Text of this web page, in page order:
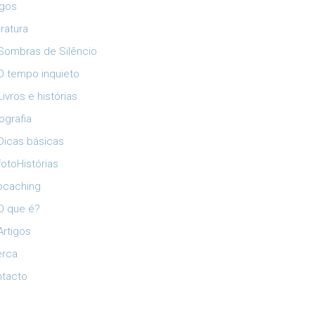
de Silêncio
tempo inquieto
e histórias
básicas
que é?